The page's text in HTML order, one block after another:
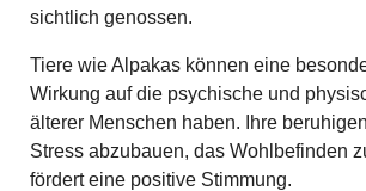
sichtlich genossen.
Tiere wie Alpakas können eine
Wirkung auf die psychische und
älterer Menschen haben. Ihre
Stress abzubauen, das Wohlbefinden
fördert eine positive Stimmung.